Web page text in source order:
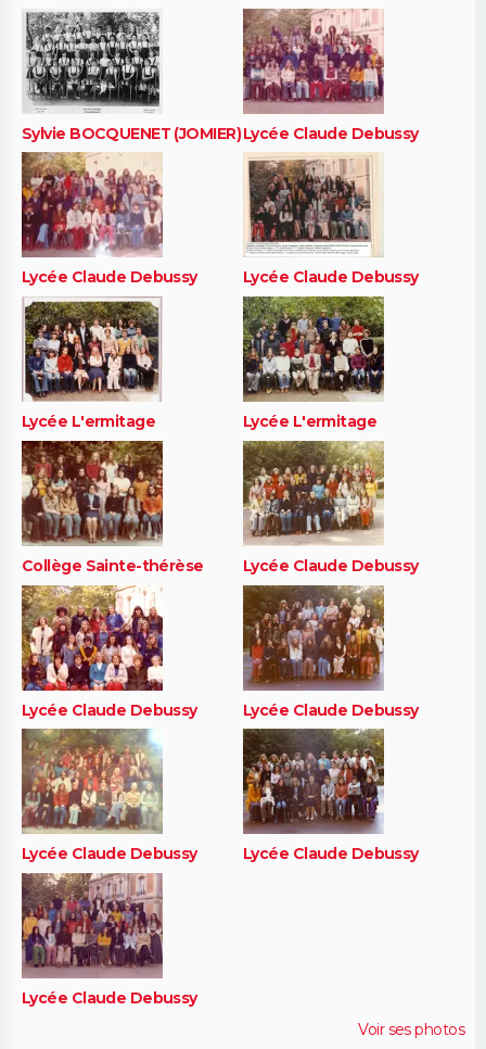
Sylvie BOCQUENET (JOMIER)Lycée Claude Debussy
Lycée Claude Debussy Lycée Claude Debussy
Lycée L'ermitage Lycée L'ermitage
Collège Sainte-thérèse Lycée Claude Debussy
Lycée Claude Debussy Lycée Claude Debussy
Lycée Claude Debussy Lycée Claude Debussy
Lycée Claude Debussy
Voir ses photos